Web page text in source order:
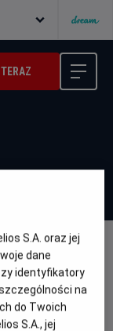
Przygodowy /
S.A. oraz jej
dane
identyfikatory
na
do Twoich
S.A., jej